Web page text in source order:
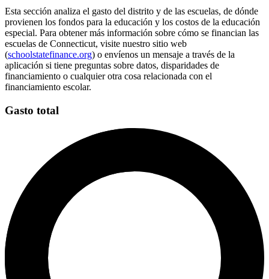
Esta sección analiza el gasto del distrito y de las escuelas, de dónde
provienen los fondos para la educación y los costos de la educación
especial. Para obtener más información sobre cómo se financian las
escuelas de Connecticut, visite nuestro sitio web
(schoolstatefinance.org) o envíenos un mensaje a través de la
aplicación si tiene preguntas sobre datos, disparidades de
financiamiento o cualquier otra cosa relacionada con el
financiamiento escolar.
Gasto total